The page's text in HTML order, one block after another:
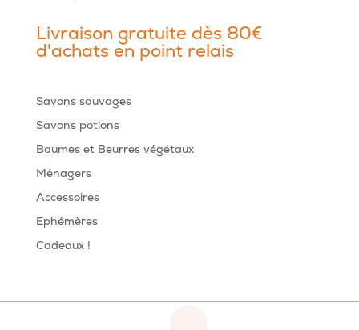
Livraison gratuite dès 80€
d'achats en point relais
Savons sauvages
Savons potions
Baumes et Beurres végétaux
Ménagers
Accessoires
Ephémères
Cadeaux !